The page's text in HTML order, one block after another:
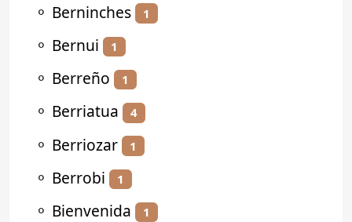
⚬ Berninches 1
⚬ Bernui 1
⚬ Berreño 1
⚬ Berriatua 4
⚬ Berriozar 1
⚬ Berrobi 1
⚬ Bienvenida 1